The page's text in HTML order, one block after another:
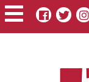
Pasar
al
contenido